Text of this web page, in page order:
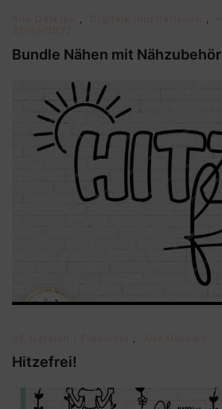
, ,
Bundle Nähen mit Nähzubehör
Hitzefrei!